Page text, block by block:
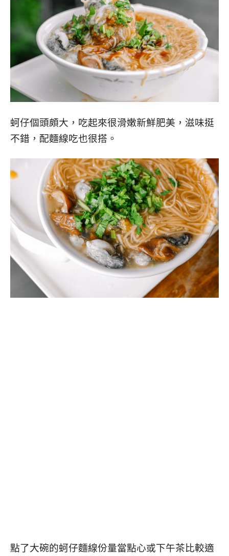
蚵仔個頭頗大，吃起來很滑嫩新鮮肥美，滋味挺
不錯，配麵線吃也很搭。
點了大碗的蚵仔麵線份量當點心或下午茶比較適